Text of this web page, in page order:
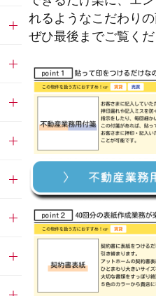
れるようなこだわり
ぜひ最後までご覧く